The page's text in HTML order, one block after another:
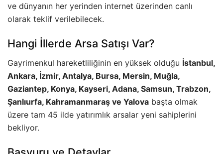
ve dünyanın her yerinden internet üzerinden canlı
olarak teklif verilebilecek.
Hangi İllerde Arsa Satışı Var?
Gayrimenkul hareketliliğinin en yüksek olduğu İstanbul,
Ankara, İzmir, Antalya, Bursa, Mersin, Muğla,
Gaziantep, Konya, Kayseri, Adana, Samsun, Trabzon,
Şanlıurfa, Kahramanmaraş ve Yalova başta olmak
üzere tam 45 ilde yatırımlık arsalar yeni sahiplerini
bekliyor.